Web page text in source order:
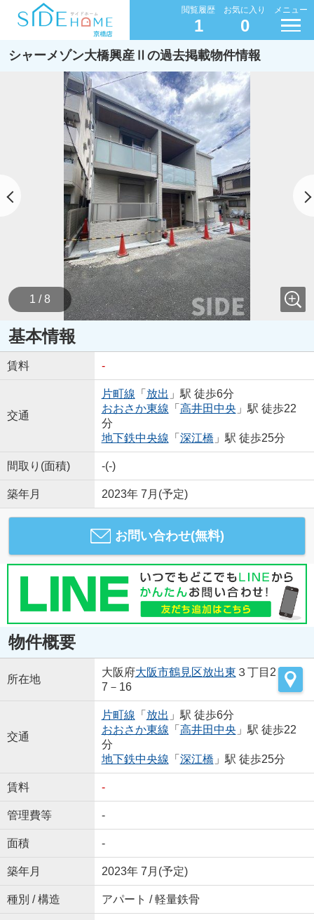
閲覧履歴
1
お気に入り
0
メニュー
シャーメゾン大橋興産Ⅱの過去掲載物件情報
1 / 8
基本情報
賃料 -
交通
片町線 「 放出 」駅 徒歩6分
おおさか東線 「 高井田中央 」駅 徒歩22
分
地下鉄中央線 「 深江橋 」駅 徒歩25分
間取り(面積) -(-)
築年月 2023年 7月(予定)
お問い合わせ(無料)
物件概要
所在地
大阪府大阪市鶴見区放出東 ３丁目2
7－16
交通
片町線 「 放出 」駅 徒歩6分
おおさか東線 「 高井田中央 」駅 徒歩22
分
地下鉄中央線 「 深江橋 」駅 徒歩25分
賃料 -
管理費等 -
面積 -
築年月 2023年 7月(予定)
種別 / 構造 アパート / 軽量鉄骨